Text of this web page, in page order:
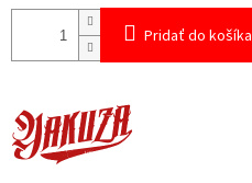
Pridať do košíka